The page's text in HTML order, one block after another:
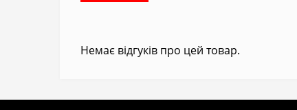
Немає відгуків про цей товар.